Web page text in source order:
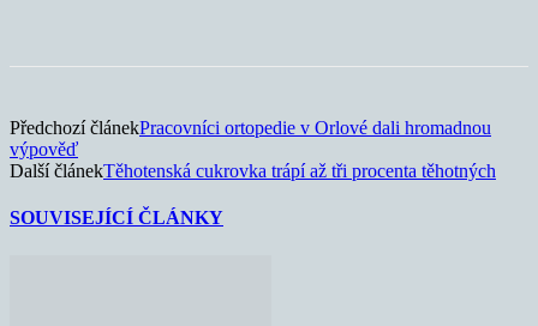
Předchozí článekPracovníci ortopedie v Orlové dali hromadnou
výpověď
Další článekTěhotenská cukrovka trápí až tři procenta těhotných
SOUVISEJÍCÍ ČLÁNKY